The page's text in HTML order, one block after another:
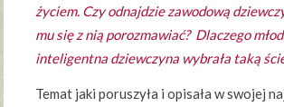
życiem. Czy odnajdzie zawodową
mu się z nią porozmawiać? Dlaczego
inteligentna dziewczyna wybrała taką
Temat jaki poruszyła i opisała w swojej